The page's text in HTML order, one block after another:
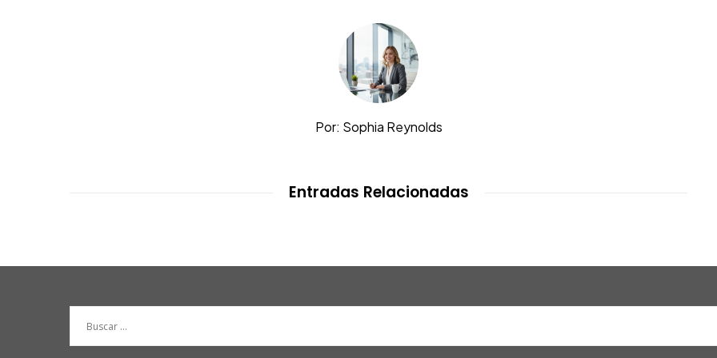
Por: Sophia Reynolds
Entradas Relacionadas